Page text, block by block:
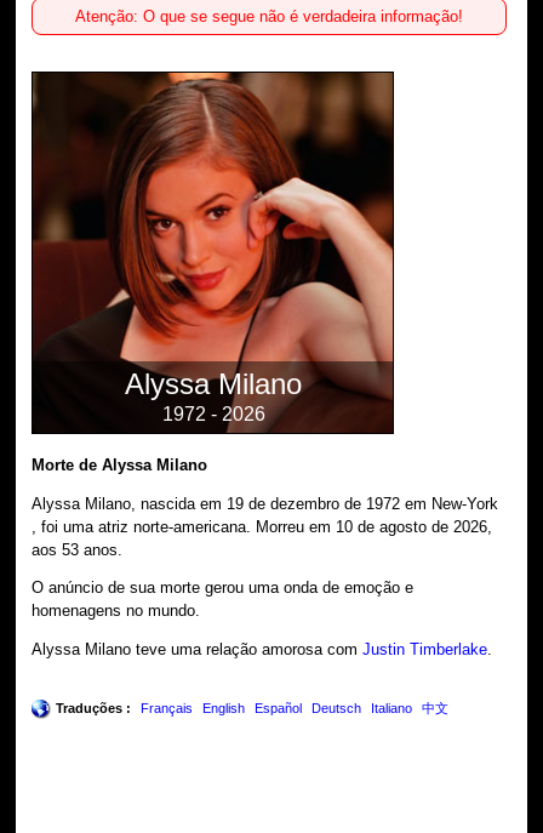
Atenção: O que se segue não é verdadeira informação!
Alyssa Milano
1972 - 2026
Morte de Alyssa Milano
Alyssa Milano, nascida em 19 de dezembro de 1972 em New-York
, foi uma atriz norte-americana. Morreu em 10 de agosto de 2026,
aos 53 anos.
O anúncio de sua morte gerou uma onda de emoção e
homenagens no mundo.
Alyssa Milano teve uma relação amorosa comJustin Timberlake.
Traduções : Français English Español Deutsch Italiano 中文